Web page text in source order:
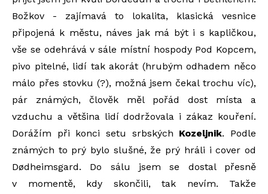
Božkov - zajímavá to lokalita, klasická vesnice
připojená k městu, náves jak má být i s kapličkou,
vše se odehrává v sále místní hospody Pod Kopcem,
pivo pitelné, lidí tak akorát (hrubým odhadem něco
málo přes stovku (?), možná jsem čekal trochu víc),
pár známých, člověk měl pořád dost místa a
vzduchu a většina lidí dodržovala i zákaz kouření.
Dorážím při konci setu srbských Kozeljnik. Podle
známých to prý bylo slušné, že prý hráli i cover od
Dødheimsgard. Do sálu jsem se dostal přesně
v momentě, kdy skončili, tak nevím. Takže